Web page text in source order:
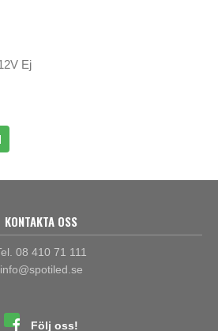
Ej
KONTAKTA OSS
08 410 71 111
info@spotiled.se
Följ oss!